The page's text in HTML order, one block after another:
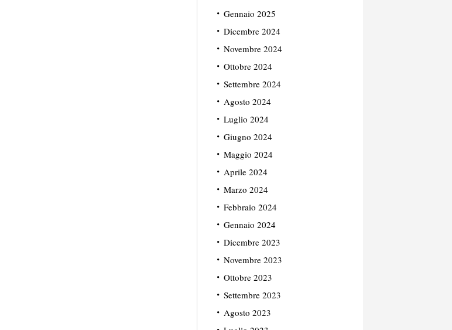
Gennaio 2025
Dicembre 2024
Novembre 2024
Ottobre 2024
Settembre 2024
Agosto 2024
Luglio 2024
Giugno 2024
Maggio 2024
Aprile 2024
Marzo 2024
Febbraio 2024
Gennaio 2024
Dicembre 2023
Novembre 2023
Ottobre 2023
Settembre 2023
Agosto 2023